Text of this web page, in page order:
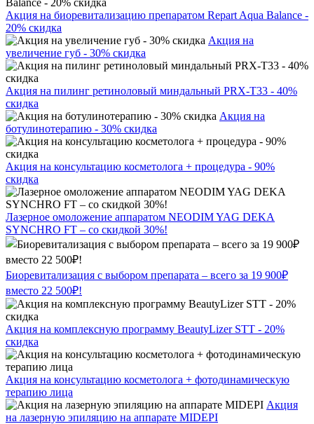
Акция на биоревитализацию препаратом Repart Aqua Balance -
20% скидка
Акция на
увеличение губ - 30% скидка
Акция на пилинг ретиноловый миндальный PRX-T33 - 40%
скидка
Акция на
ботулинотерапию - 30% скидка
Акция на консультацию косметолога + процедура - 90%
скидка
Лазерное омоложение аппаратом NEODIM YAG DEKA
SYNCHRO FT – со скидкой 30%!
Биоревитализация с выбором препарата – всего за 19 900₽
вместо 22 500₽!
Акция на комплексную программу BeautyLizer STT - 20%
скидка
Акция на консультацию косметолога + фотодинамическую
терапию лица
Акция
на лазерную эпиляцию на аппарате MIDEPI